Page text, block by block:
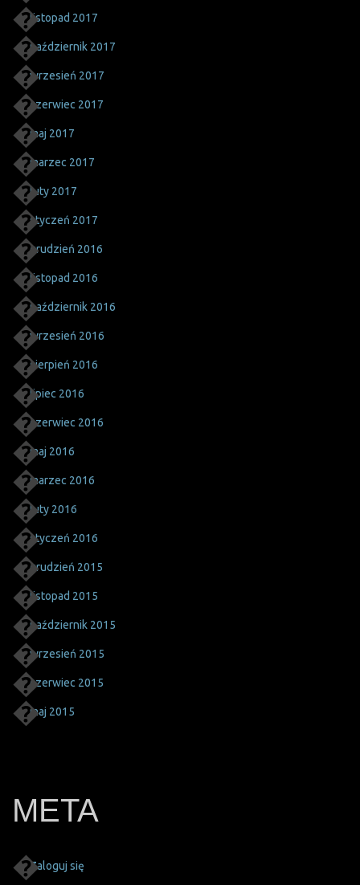
listopad 2017
październik 2017
wrzesień 2017
czerwiec 2017
maj 2017
marzec 2017
luty 2017
styczeń 2017
grudzień 2016
listopad 2016
październik 2016
wrzesień 2016
sierpień 2016
lipiec 2016
czerwiec 2016
maj 2016
marzec 2016
luty 2016
styczeń 2016
grudzień 2015
listopad 2015
październik 2015
wrzesień 2015
czerwiec 2015
maj 2015
META
Zaloguj się